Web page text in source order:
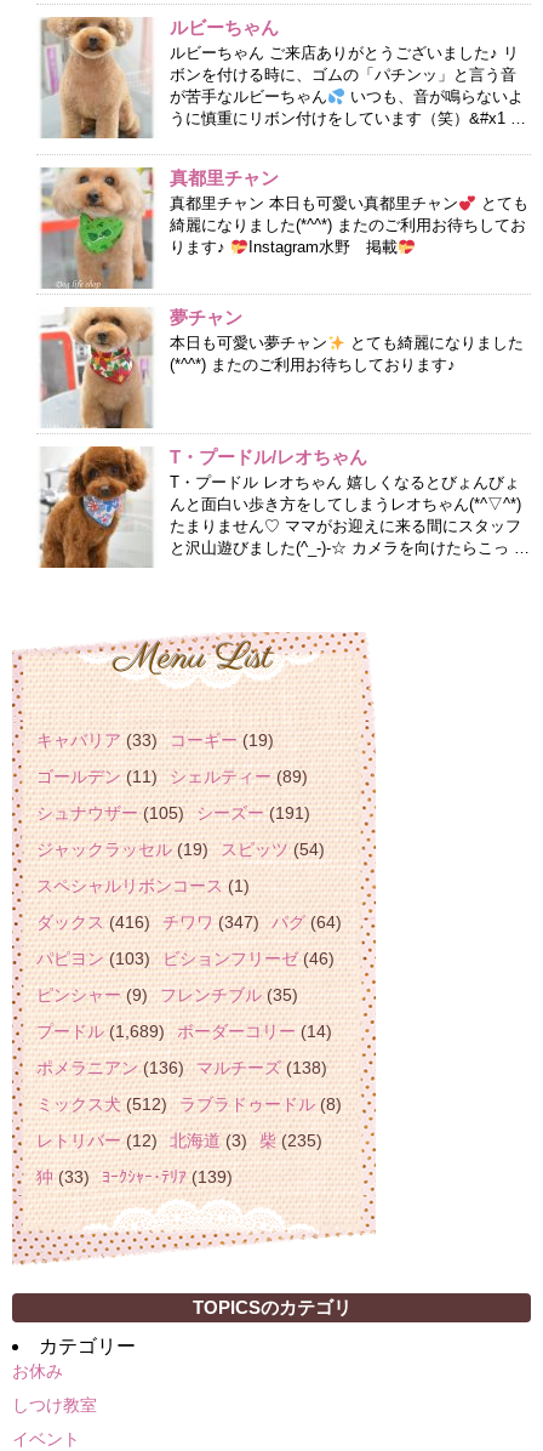
ルビーちゃん
ルビーちゃん ご来店ありがとうございました♪ リ
ボンを付ける時に、ゴムの「パチンッ」と言う音
が苦手なルビーちゃん
いつも、音が鳴らないよ
うに慎重にリボン付けをしています（笑）&#x1 …
真都里チャン
真都里チャン 本日も可愛い真都里チャン
とても
綺麗になりました(*^^*) またのご利用お待ちしてお
ります♪
Instagram水野 掲載
夢チャン
本日も可愛い夢チャン
とても綺麗になりました
(*^^*) またのご利用お待ちしております♪
T・プードル/レオちゃん
T・プードル レオちゃん 嬉しくなるとびょんびょ
んと面白い歩き方をしてしまうレオちゃん(*^▽^*)
たまりません♡ ママがお迎えに来る間にスタッフ
と沢山遊びました(^_-)-☆ カメラを向けたらこっ …
キャバリア(33) コーギー(19)
ゴールデン(11) シェルティー(89)
シュナウザー(105) シーズー(191)
ジャックラッセル(19) スピッツ(54)
スペシャルリボンコース(1)
ダックス(416) チワワ(347) パグ(64)
パピヨン(103) ビションフリーゼ(46)
ピンシャー(9) フレンチブル(35)
プードル(1,689) ボーダーコリー(14)
ポメラニアン(136) マルチーズ(138)
ミックス犬(512) ラブラドゥードル(8)
レトリバー(12) 北海道(3) 柴(235)
狆(33) ﾖｰｸｼｬｰ･ﾃﾘｱ(139)
TOPICSのカテゴリ
カテゴリー
お休み
しつけ教室
イベント